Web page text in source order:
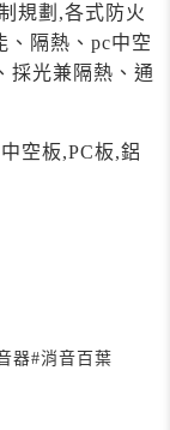
規劃,各式防火
、隔熱、pc中空
採光兼隔熱、通
空板,PC板,鋁
器#消音百葉